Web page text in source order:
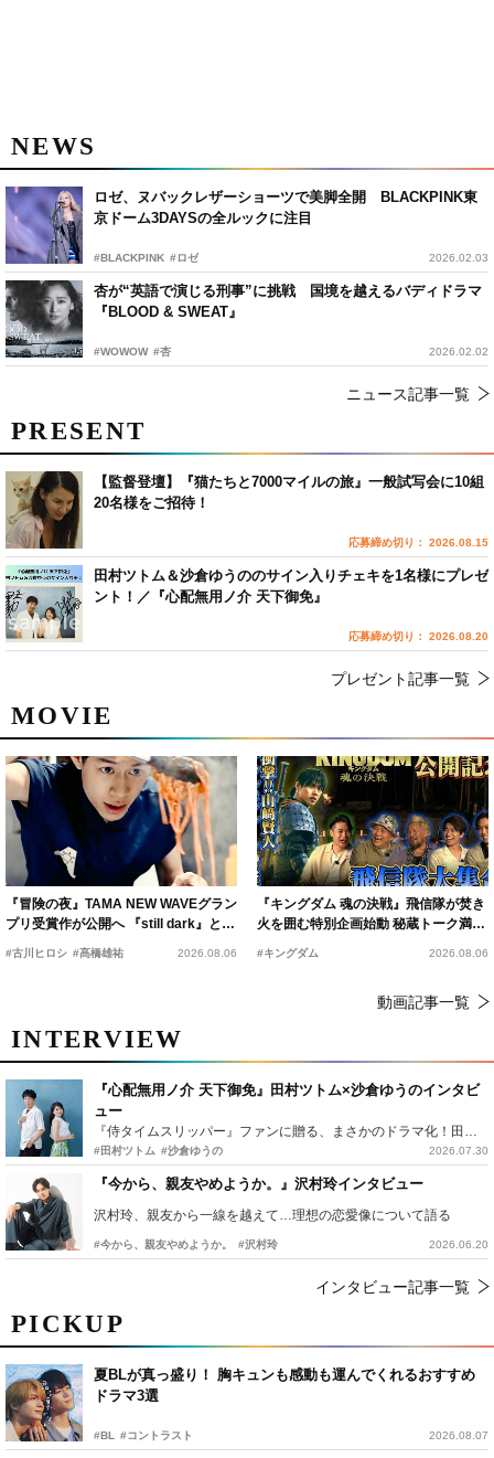
NEWS
ロゼ、ヌバックレザーショーツで美脚全開 BLACKPINK東
京ドーム3DAYSの全ルックに注目
#BLACKPINK #ロゼ 2026.02.03
杏が“英語で演じる刑事”に挑戦 国境を越えるバディドラマ
『BLOOD & SWEAT』
#WOWOW #杏 2026.02.02
ニュース記事一覧
PICKUP
夏BLが真っ盛り！ 胸キュンも感動も運んでくれるおすすめ
ドラマ3選
#BL #コントラスト 2026.08.07
MOVIE
『冒険の夜』TAMA NEW WAVEグラン
プリ受賞作が公開へ 『still dark』と同
時上映決定
#古川ヒロシ #髙橋雄祐 2026.08.06
『キングダム 魂の決戦』飛信隊が焚き
火を囲む特別企画始動 秘蔵トーク満載
の“キングダムキャンプ”開催
#キングダム 2026.08.06
動画記事一覧
INTERVIEW
『心配無用ノ介 天下御免』田村ツトム×沙倉ゆうのインタビ
ュー
『侍タイムスリッパー』ファンに贈る、まさかのドラマ化！田村ツトム×沙倉ゆうのが語る『心配無用ノ介』撮影秘話
#田村ツトム #沙倉ゆうの 2026.07.30
『今から、親友やめようか。』沢村玲インタビュー
沢村玲、親友から一線を越えて…理想の恋愛像について語る
#今から、親友やめようか。 #沢村玲 2026.06.20
インタビュー記事一覧
PRESENT
【監督登壇】『猫たちと7000マイルの旅』一般試写会に10組
20名様をご招待！
応募締め切り： 2026.08.15
田村ツトム＆沙倉ゆうののサイン入りチェキを1名様にプレゼ
ント！／『心配無用ノ介 天下御免』
応募締め切り： 2026.08.20
プレゼント記事一覧